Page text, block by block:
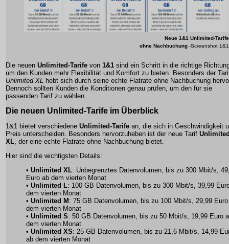
Neue 1&1 Unlimited-Tarife
ohne Nachbuchung -Screenshot 1&1
Die neuen Unlimited-Tarife von 1&1 sind ein Schritt in die richtige
um den Kunden mehr Flexibilität und Komfort zu bieten. Besonders der
Unlimited XL hebt sich durch seine echte Flatrate ohne Nachbuchung
Dennoch sollten Kunden die Konditionen genau prüfen, um den für sie
passenden Tarif zu wählen.
Die neuen Unlimited-Tarife im Überblick
1&1 bietet verschiedene Unlimited-Tarife an, die sich in Geschwindigkeit
Preis unterscheiden. Besonders hervorzuheben ist der neue Tarif
XL, der eine echte Flatrate ohne Nachbuchung bietet.
Hier sind die wichtigsten Details:
• Unlimited XL: Unbegrenztes Datenvolumen, bis zu 300 Mbit/s,
Euro ab dem vierten Monat
• Unlimited L: 100 GB Datenvolumen, bis zu 300 Mbit/s, 39,99
dem vierten Monat
• Unlimited M : 75 GB Datenvolumen, bis zu 100 Mbit/s, 29,99
dem vierten Monat
• Unlimited S: 50 GB Datenvolumen, bis zu 50 Mbit/s, 19,99 Euro
dem vierten Monat
• Unlimited XS: 25 GB Datenvolumen, bis zu 21,6 Mbit/s, 14,99
ab dem vierten Monat